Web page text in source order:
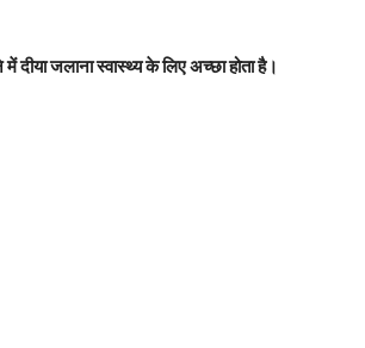
दीया जलाना स्वास्थ्य के लिए अच्छा होता है।